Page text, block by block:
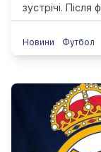
зустрічі. Після
Новини Футбол